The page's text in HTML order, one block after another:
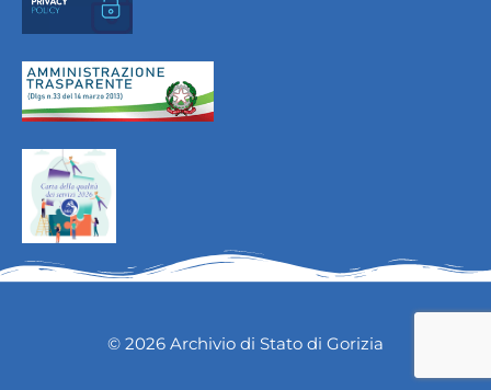
© 2026 Archivio di Stato di Gorizia